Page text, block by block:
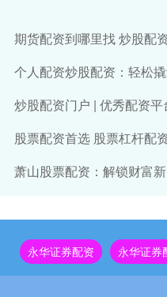
期货配资到哪里找 炒股配
个人配资炒股配资：轻松
炒股配资门户 | 优秀配资
股票配资首选 股票杠杆配
萧山股票配资：解锁财富
永华证券配资 永华证券